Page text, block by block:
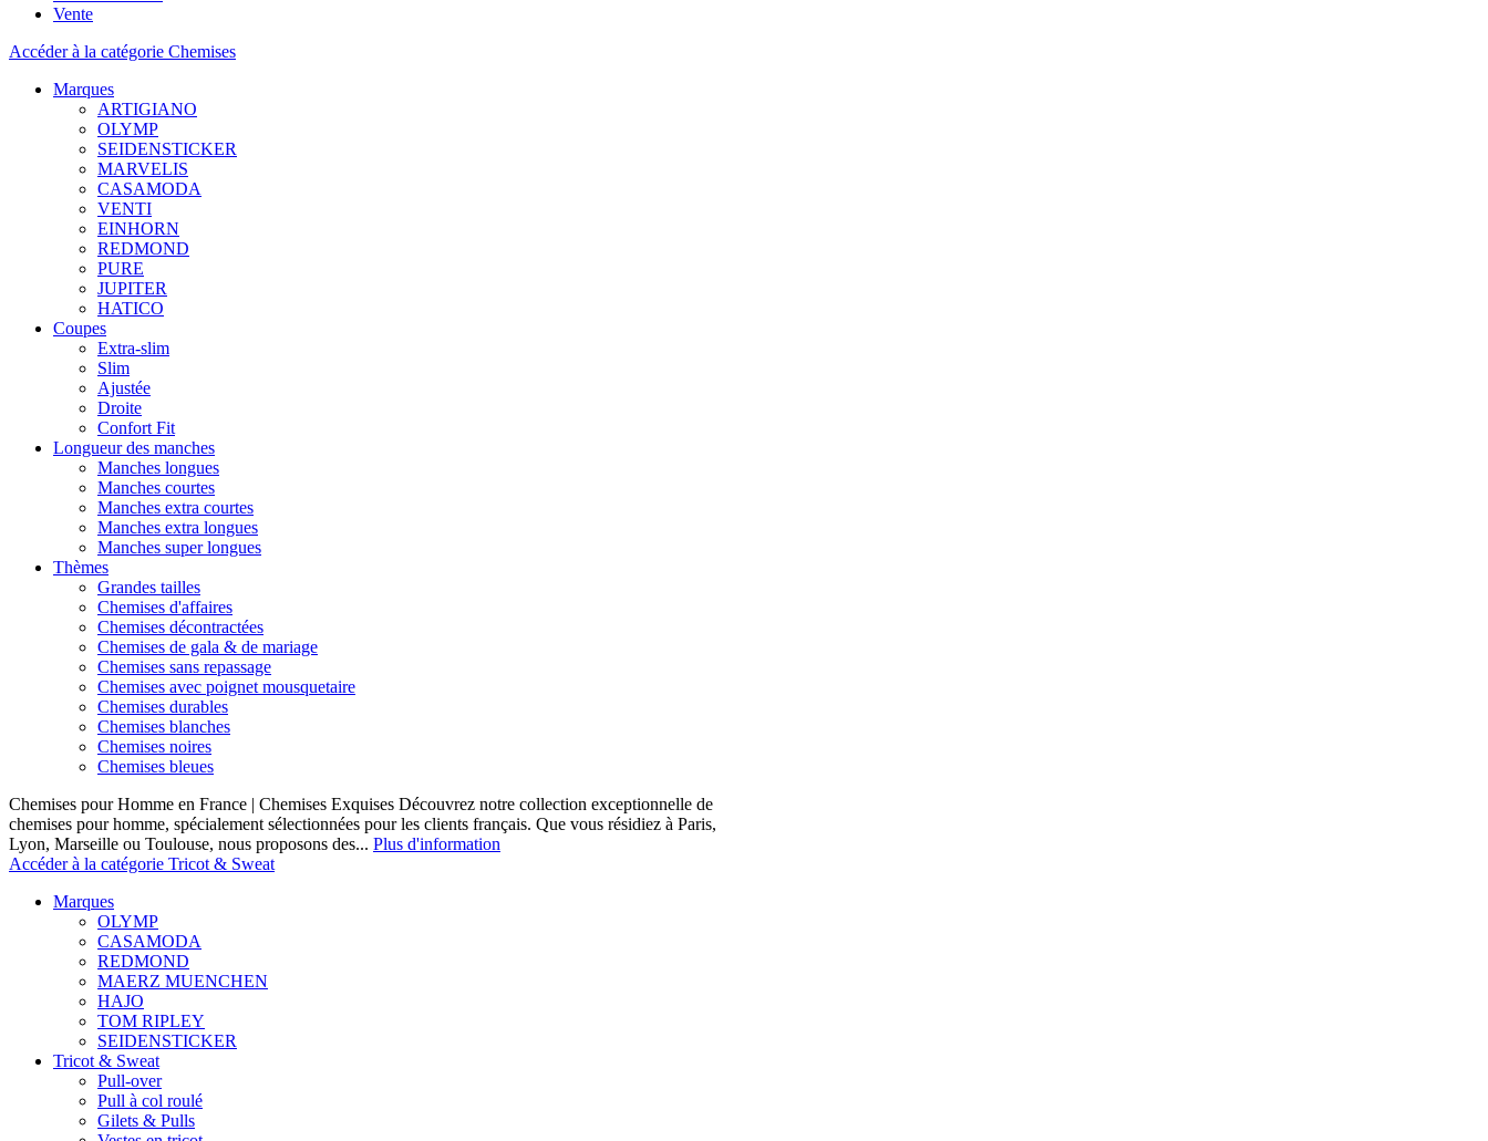
Vente
Accéder à la catégorie Chemises
Marques
ARTIGIANO
OLYMP
SEIDENSTICKER
MARVELIS
CASAMODA
VENTI
EINHORN
REDMOND
PURE
JUPITER
HATICO
Coupes
Extra-slim
Slim
Ajustée
Droite
Confort Fit
Longueur des manches
Manches longues
Manches courtes
Manches extra courtes
Manches extra longues
Manches super longues
Thèmes
Grandes tailles
Chemises d'affaires
Chemises décontractées
Chemises de gala & de mariage
Chemises sans repassage
Chemises avec poignet mousquetaire
Chemises durables
Chemises blanches
Chemises noires
Chemises bleues
Chemises pour Homme en France | Chemises Exquises Découvrez notre collection exceptionnelle de
chemises pour homme, spécialement sélectionnées pour les clients français. Que vous résidiez à Paris,
Lyon, Marseille ou Toulouse, nous proposons des... Plus d'information
Accéder à la catégorie Tricot & Sweat
Marques
OLYMP
CASAMODA
REDMOND
MAERZ MUENCHEN
HAJO
TOM RIPLEY
SEIDENSTICKER
Tricot & Sweat
Pull-over
Pull à col roulé
Gilets & Pulls